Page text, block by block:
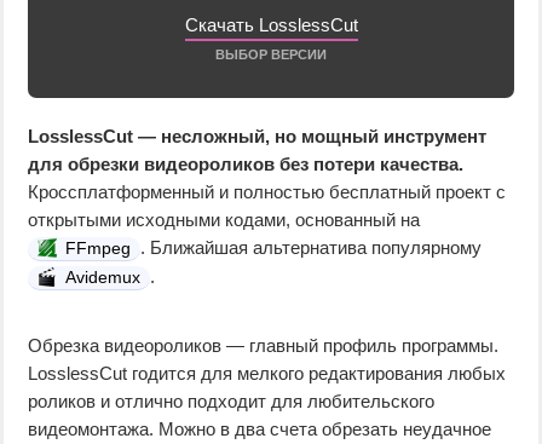
Скачать LosslessCut
ВЫБОР ВЕРСИИ
LosslessCut — несложный, но мощный инструмент
для обрезки видеороликов без потери качества.
Кроссплатформенный и полностью бесплатный проект с
открытыми исходными кодами, основанный на
FFmpeg . Ближайшая альтернатива популярному
Avidemux .
Обрезка видеороликов — главный профиль программы.
LosslessCut годится для мелкого редактирования любых
роликов и отлично подходит для любительского
видеомонтажа. Можно в два счета обрезать неудачное